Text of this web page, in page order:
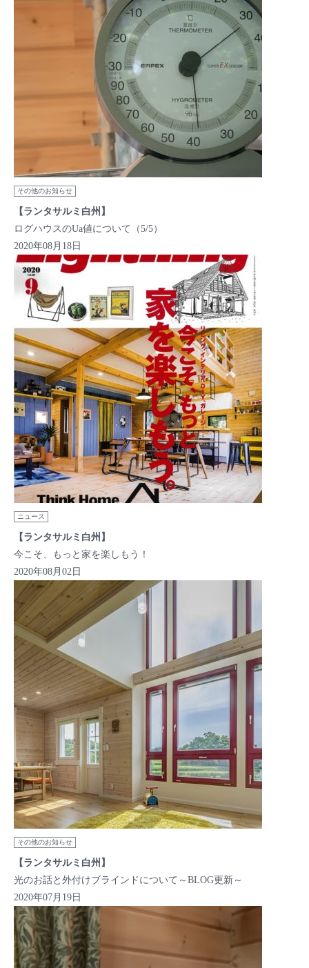
その他のお知らせ
【ランタサルミ白州】
ログハウスのUa値について（5/5）
2020年08月18日
ニュース
【ランタサルミ白州】
今こそ、もっと家を楽しもう！
2020年08月02日
その他のお知らせ
【ランタサルミ白州】
光のお話と外付けブラインドについて～BLOG更新～
2020年07月19日